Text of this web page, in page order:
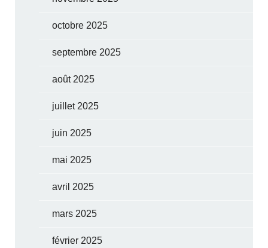
octobre 2025
septembre 2025
août 2025
juillet 2025
juin 2025
mai 2025
avril 2025
mars 2025
février 2025